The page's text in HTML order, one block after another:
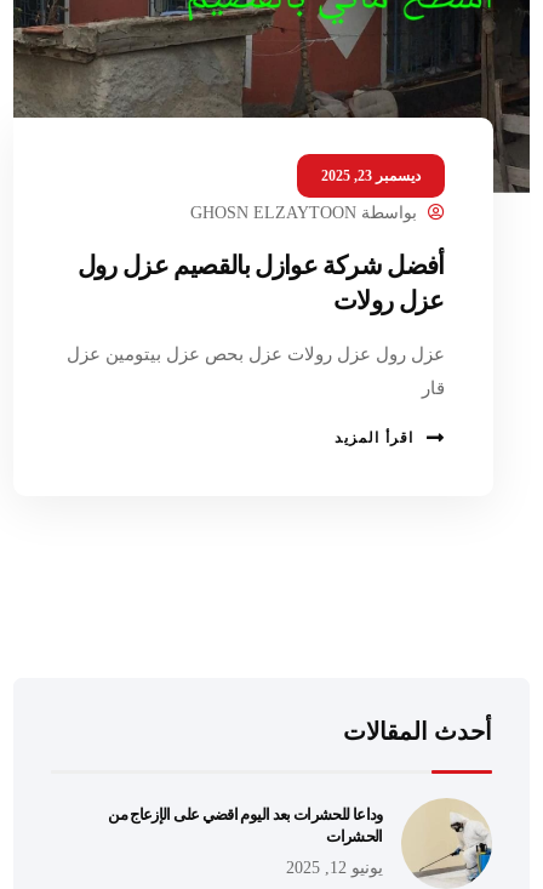
ديسمبر 23, 2025
بواسطةGHOSN ELZAYTOON
أفضل شركة عوازل بالقصيم عزل رول
عزل رولات
عزل رول عزل رولات عزل بحص عزل بيتومين عزل
قار
اقرأ المزيد
أحدث المقالات
وداعا للحشرات بعد اليوم اقضي على الإزعاج من
الحشرات
يونيو 12, 2025